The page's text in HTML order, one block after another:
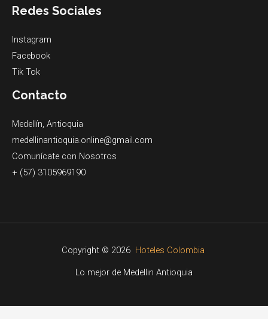
Redes Sociales
Instagram
Facebook
Tik Tok
Contacto
Medellín, Antioquia
medellinantioquia.online@gmail.com
Comunícate con Nosotros
+ (57) 3105969190
Copyright © 2026 Hoteles Colombia
Lo mejor de Medellin Antioquia